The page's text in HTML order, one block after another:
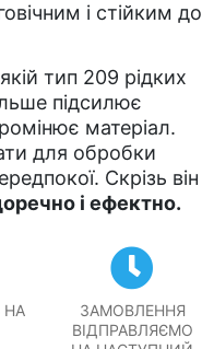
і стійким до
тип 209 рідких
підсилює
матеріал.
для обробки
Скрізь він
і ефектно.
НА
ЗАМОВЛЕННЯ
ВІДПРАВЛЯЄМО